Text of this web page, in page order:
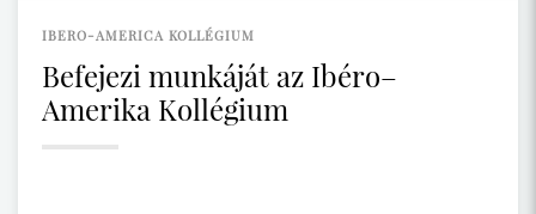
IBERO-AMERICA KOLLÉGIUM
Befejezi munkáját az Ibéro–
Amerika Kollégium